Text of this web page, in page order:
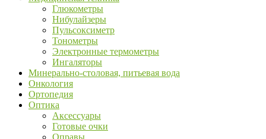
Глюкометры
Нибулайзеры
Пульсоксиметр
Тонометры
Электронные термометры
Ингаляторы
Минерально-столовая, питьевая вода
Онкология
Ортопедия
Оптика
Аксессуары
Готовые очки